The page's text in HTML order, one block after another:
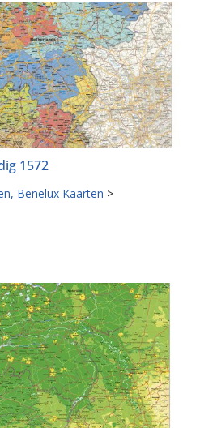
1572
Benelux Kaarten >